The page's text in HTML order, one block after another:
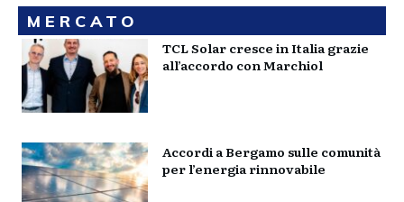
MERCATO
TCL Solar cresce in Italia grazie
all’accordo con Marchiol
Accordi a Bergamo sulle comunità
per l’energia rinnovabile